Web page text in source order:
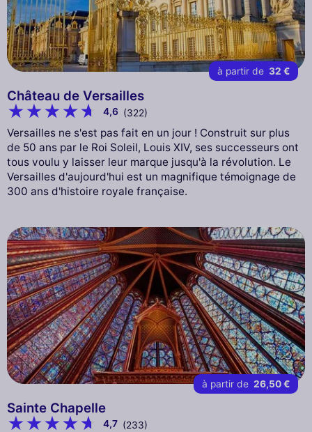
à partir de 32 €
Château de Versailles
4,6 (322)
Versailles ne s'est pas fait en un jour ! Construit sur plus
de 50 ans par le Roi Soleil, Louis XIV, ses successeurs ont
tous voulu y laisser leur marque jusqu'à la révolution. Le
Versailles d'aujourd'hui est un magnifique témoignage de
300 ans d'histoire royale française.
à partir de 26,50 €
Sainte Chapelle
4,7 (233)